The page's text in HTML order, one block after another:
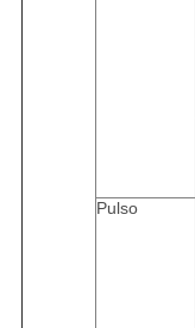
Pulso